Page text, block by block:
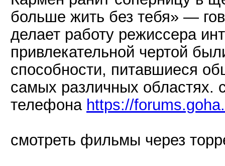
больше жить без тебя» —
делает работу режиссера
привлекательной чертой
способности, питавшиеся
самых различных областях.
телефона https://
смотреть фильмы через